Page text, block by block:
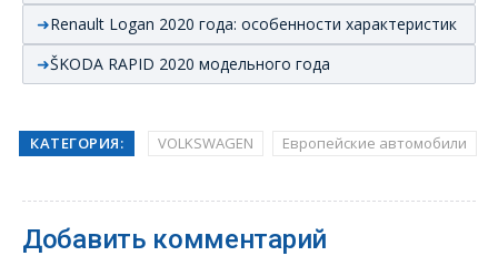
Renault Logan 2020 года: особенности характеристик
ŠKODA RAPID 2020 модельного года
КАТЕГОРИЯ: VOLKSWAGEN Европейские автомобили
Добавить комментарий